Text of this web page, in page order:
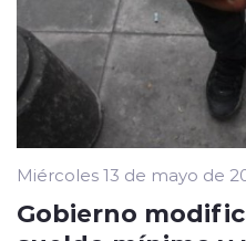
Miércoles 13 de mayo de
Gobierno